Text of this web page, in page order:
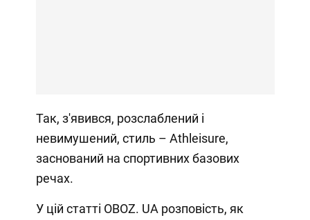
Так, з'явився, розслаблений і
невимушений, стиль – Athleisure,
заснований на спортивних базових
речах.
У цій статті OBOZ. UA розповість, як